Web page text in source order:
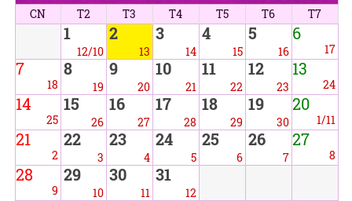
CN T2 T3 T4 T5 T6 T7
1
12/10
2
13
3
14
4
15
5
16
6
17
7
18
8
19
9
20
10
21
11
22
12
23
13
24
14
25
15
26
16
27
17
28
18
29
19
30
20
1/11
21
2
22
3
23
4
24
5
25
6
26
7
27
8
28
9
29
10
30
11
31
12